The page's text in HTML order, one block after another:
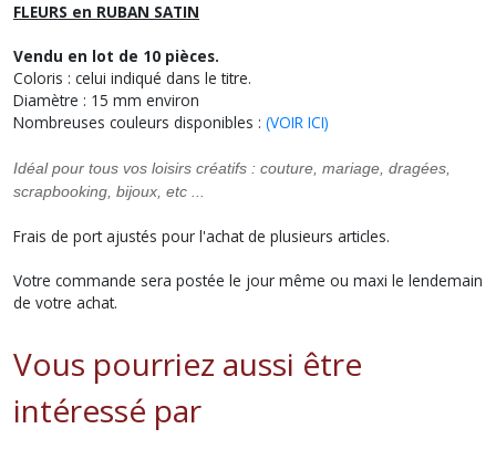
FLEURS en RUBAN SATIN
Vendu en lot de 10 pièces.
Coloris : celui indiqué dans le titre.
Diamètre : 15 mm environ
Nombreuses couleurs disponibles : (VOIR ICI)
Idéal pour tous vos loisirs créatifs : couture, mariage, dragées,
scrapbooking, bijoux, etc ...
Frais de port ajustés pour l'achat de plusieurs articles.
Votre commande sera postée le jour même ou maxi le lendemain
de votre achat.
Vous pourriez aussi être
intéressé par